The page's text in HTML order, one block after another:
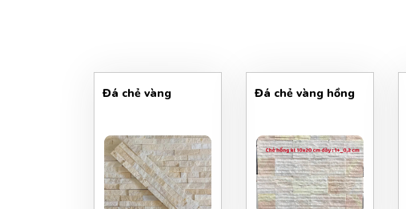
Đá chẻ vàng Đá chẻ vàng hồng